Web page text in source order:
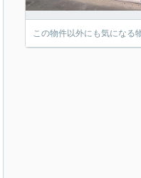
この物件以外にも気になる